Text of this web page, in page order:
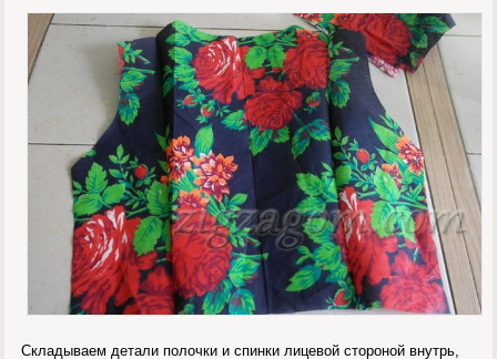
Складываем детали полочки и спинки лицевой стороной внутрь,